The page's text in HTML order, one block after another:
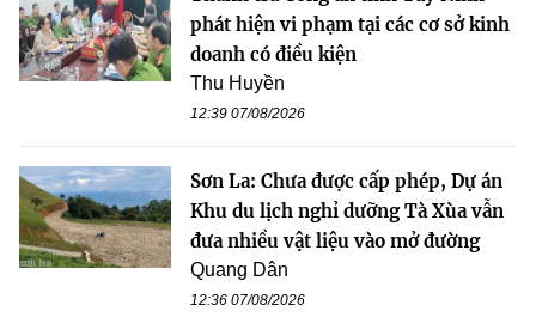
phát hiện vi phạm tại các cơ sở kinh
doanh có điều kiện
Thu Huyền
12:39 07/08/2026
Sơn La: Chưa được cấp phép, Dự án
Khu du lịch nghỉ dưỡng Tà Xùa vẫn
đưa nhiều vật liệu vào mở đường
Quang Dân
12:36 07/08/2026